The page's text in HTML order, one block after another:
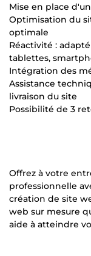
Mise en place
Optimisation du
optimale
Réactivité :
tablettes,
Intégration des
Assistance
livraison du site
Possibilité de 3
Offrez à votre
professionnelle
création de site
web sur mesure
aide à atteindre